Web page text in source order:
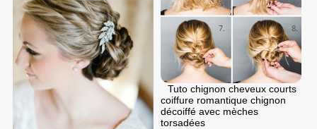
Tuto chignon cheveux courts
coiffure romantique chignon
décoiffé avec mèches
torsadées